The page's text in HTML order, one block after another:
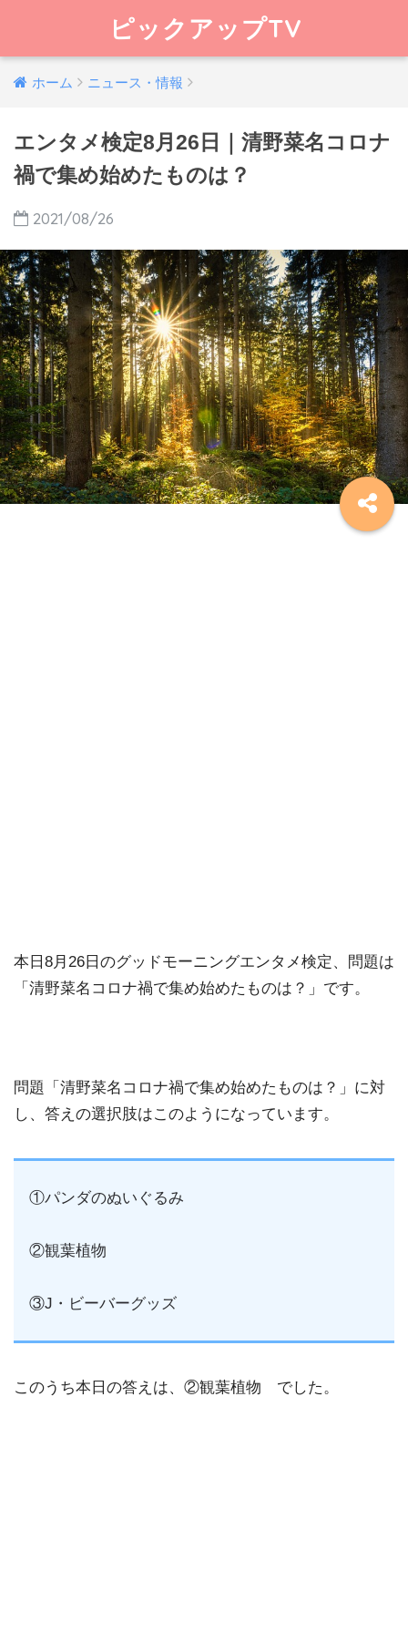
ピックアップTV
ホーム ニュース・情報
エンタメ検定8月26日｜清野菜名コロナ
禍で集め始めたものは？
2021/08/26
本日8月26日のグッドモーニングエンタメ検定、問題は
「清野菜名コロナ禍で集め始めたものは？」です。
問題「清野菜名コロナ禍で集め始めたものは？」に対
し、答えの選択肢はこのようになっています。
①パンダのぬいぐるみ
②観葉植物
③J・ビーバーグッズ
このうち本日の答えは、②観葉植物 でした。